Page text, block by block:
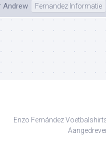
Andrew Fernandez Informatie
Enzo Fernández